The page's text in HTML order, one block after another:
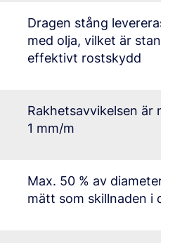
Dragen stång levereras
med olja, vilket är
effektivt rostskydd
Rakhetsavvikelsen är
1 mm/m
Max. 50 % av
mätt som skillnaden i